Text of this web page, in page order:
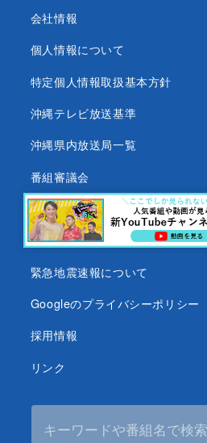
会社情報
個人情報について
特定個人情報取扱基本方針
沖縄テレビ放送基準
沖縄県内放送局一覧
番組審議会
沖縄テレビ名義の後援依頼につ
テレビ視聴データについて
緊急地震速報について
Googleのプライバシーポリシー
採用情報
リンク